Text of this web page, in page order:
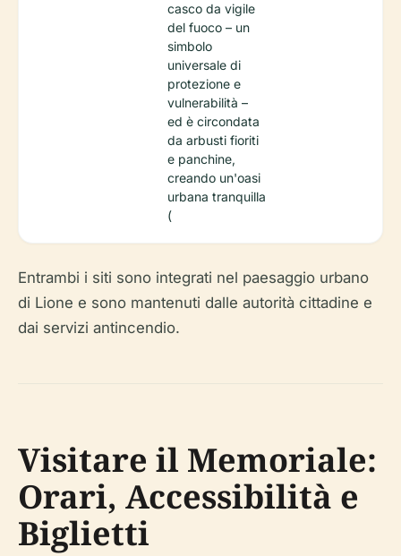
casco da vigile
del fuoco – un
simbolo
universale di
protezione e
vulnerabilità –
ed è circondata
da arbusti fioriti
e panchine,
creando un'oasi
urbana tranquilla
(
Entrambi i siti sono integrati nel paesaggio urbano
di Lione e sono mantenuti dalle autorità cittadine e
dai servizi antincendio.
Visitare il Memoriale:
Orari, Accessibilità e
Biglietti